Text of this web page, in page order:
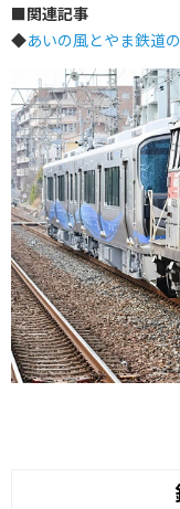
■関連記事
◆あいの風とやま鉄道